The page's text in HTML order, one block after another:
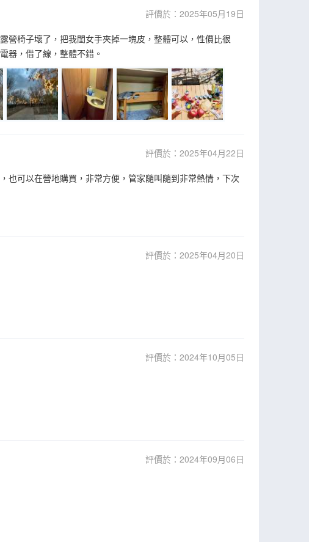
評價於：2025年05月19日
營椅子壞了，把我閨女手夾掉一塊皮，整體可以，性價比很
器，借了線，整體不錯。
評價於：2025年04月22日
也可以在營地購買，非常方便，管家隨叫隨到非常熱情，下次
評價於：2025年04月20日
評價於：2024年10月05日
評價於：2024年09月06日